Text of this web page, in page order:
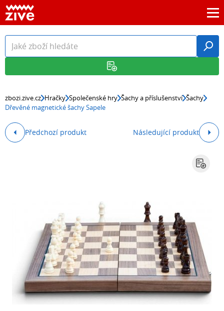
zbozi.zive.cz Hračky Společenské hry Šachy a příslušenství Šachy
Dřevěné magnetické šachy Sapele
Předchozí produkt Následující produkt